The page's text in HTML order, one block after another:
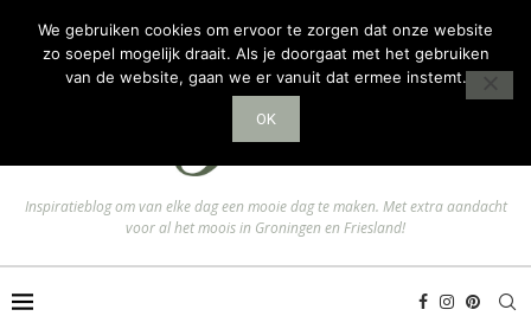
Inspiratieblog om van elke dag een mooie dag te maken. Met extra aandacht
voor al het moois in Groningen en Friesland!
We gebruiken cookies om ervoor te zorgen dat onze website
zo soepel mogelijk draait. Als je doorgaat met het gebruiken
van de website, gaan we er vanuit dat ermee instemt.
OK